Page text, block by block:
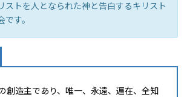
ストを人となられた神と告白するキリスト
です。
創造主であり、唯一、永遠、遍在、全知